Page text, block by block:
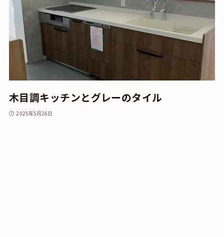
木目調キッチンとグレーのタイル
2025年5月26日